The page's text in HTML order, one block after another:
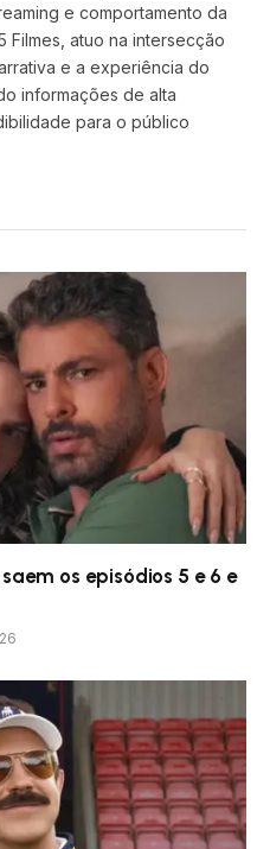
e comportamento da
Filmes, atuo na intersecção
e a experiência do
informações de alta
para o público
os episódios 5 e 6 e